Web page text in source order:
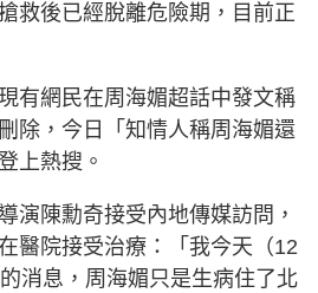
救後已經脫離危險期，目前正
有網民在周海媚超話中發文稱
除，今日「知情人稱周海媚還
上熱搜。
演陳勳奇接受內地傳媒訪問，
醫院接受治療：「我今天（12
消息，周海媚只是生病住了北